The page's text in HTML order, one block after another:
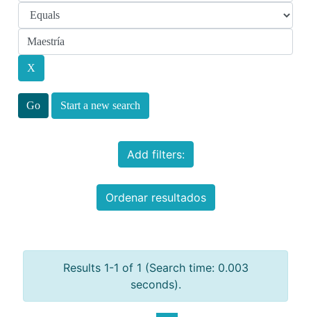
Start a new search
Add filters:
Ordenar resultados
Results 1-1 of 1 (Search time: 0.003
seconds).